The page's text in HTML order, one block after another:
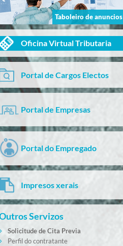
Taboleiro de anuncios
Oficina Virtual Tributaria
Portal de Cargos Electos
Portal de Empresas
Portal do Empregado
Impresos xerais
Servizos
Solicitude de Cita Previa
Perfil do contratante